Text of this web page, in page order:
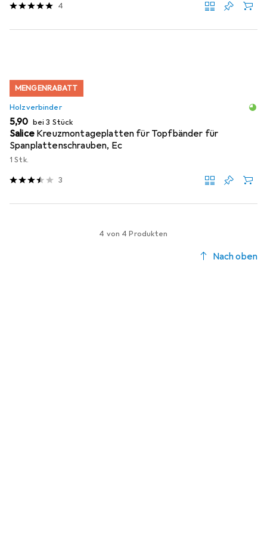
4
MENGENRABATT
Holzverbinder
EUR
5,90 bei 3 Stück
Salice Kreuzmontageplatten für Topfbänder für
Spanplattenschrauben, Ec
1 Stk.
3
4 von 4 Produkten
Nach oben